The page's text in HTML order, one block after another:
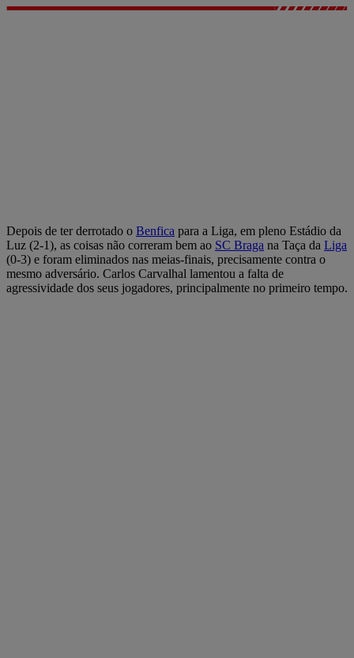
Depois de ter derrotado o Benfica para a Liga, em pleno Estádio da
Luz (2-1), as coisas não correram bem ao SC Braga na Taça da Liga
(0-3) e foram eliminados nas meias-finais, precisamente contra o
mesmo adversário. Carlos Carvalhal lamentou a falta de
agressividade dos seus jogadores, principalmente no primeiro tempo.